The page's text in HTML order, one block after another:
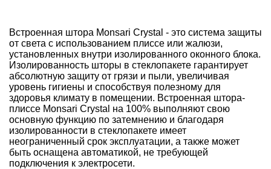
Встроенная штора Monsari Crystal - это система защиты
от света с использованием плиссе или жалюзи,
установленных внутри изолированного оконного блока.
Изолированность шторы в стеклопакете гарантирует
абсолютную защиту от грязи и пыли, увеличивая
уровень гигиены и способствуя полезному для
здоровья климату в помещении. Встроенная штора-
плиссе Monsari Crystal на 100% выполняют свою
основную функцию по затемнению и благодаря
изолированности в стеклопакете имеет
неограниченный срок эксплуатации, а также может
быть оснащена автоматикой, не требующей
подключения к электросети.